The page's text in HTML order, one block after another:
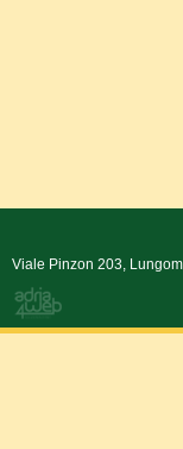
Viale Pinzon 203,